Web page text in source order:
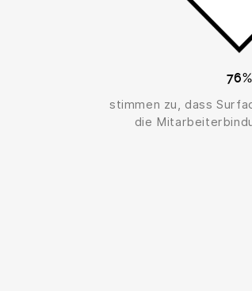
76%
stimmen zu, dass
die